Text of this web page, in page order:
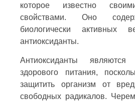
которое известно
свойствами. Оно
биологически активных
антиоксиданты.
Антиоксиданты
здорового питания,
защитить организм от
свободных радикалов.